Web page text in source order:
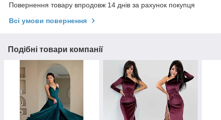
Повернення товару впродовж 14 днів за рахунок покупця
Всі умови повернення
Подібні товари компанії